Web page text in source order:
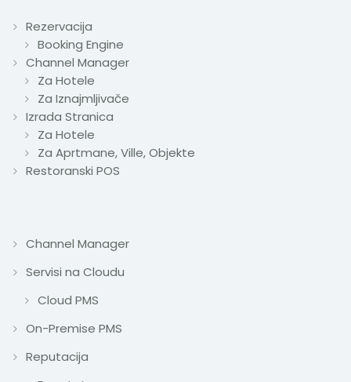
Rezervacija
Booking Engine
Channel Manager
Za Hotele
Za Iznajmljivače
Izrada Stranica
Za Hotele
Za Aprtmane, Ville, Objekte
Restoranski POS
Channel Manager
Servisi na Cloudu
Cloud PMS
On-Premise PMS
Reputacija